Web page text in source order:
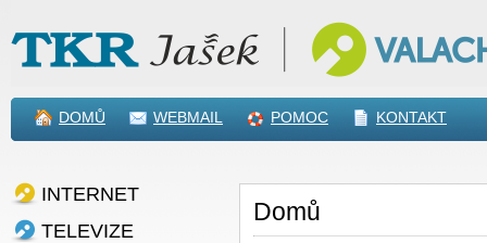
DOMŮ WEBMAIL POMOC KONTAKT
INTERNET
TELEVIZE
Domů